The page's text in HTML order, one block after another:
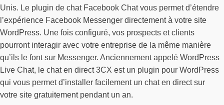
Unis. Le plugin de chat Facebook Chat vous permet d’étendre
l’expérience Facebook Messenger directement à votre site
WordPress. Une fois configuré, vos prospects et clients
pourront interagir avec votre entreprise de la même manière
qu’ils le font sur Messenger. Anciennement appelé WordPress
Live Chat, le chat en direct 3CX est un plugin pour WordPress
qui vous permet d’installer facilement un chat en direct sur
votre site gratuitement pendant un an.